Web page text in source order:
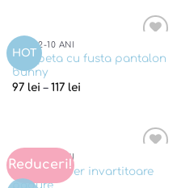
HOT
Add to
wishlist
FETE 2-10 ANI
Salopeta cu fusta pantalon
bunny
97 lei – 117 lei
Reduceri!
wishlist
FETE 2-10 ANI
Rochie super invartitoare
padure